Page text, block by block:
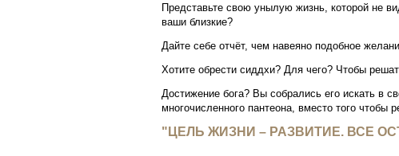
Представьте свою унылую жизнь, которой не
ваши близкие?
Дайте себе отчёт, чем навеяно подобное
Хотите обрести сиддхи? Для чего? Чтобы
Достижение бога? Вы собрались его искать в
многочисленного пантеона, вместо того чтобы
"ЦЕЛЬ ЖИЗНИ – РАЗВИТИЕ. ВСЕ